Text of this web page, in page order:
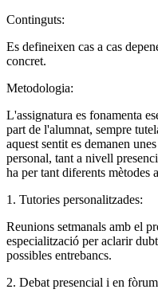
Continguts:
Es defineixen cas a cas
concret.
Metodologia:
L'assignatura es fonamenta
part de l'alumnat, sempre
aquest sentit es demanen
personal, tant a nivell
ha per tant diferents mètodes
1. Tutories personalitzades:
Reunions setmanals amb el
especialització per aclarir
possibles entrebancs.
2. Debat presencial i en